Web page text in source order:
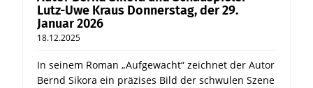
Lutz-Uwe Kraus Donnerstag, der 29.
Januar 2026
18.12.2025
In seinem Roman „Aufgewacht“ zeichnet der Autor
Bernd Sikora ein präzises Bild der schwulen Szene